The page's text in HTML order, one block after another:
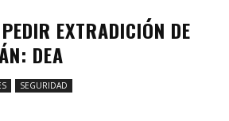
EXTRADICIÓN DE
DEA
SEGURIDAD